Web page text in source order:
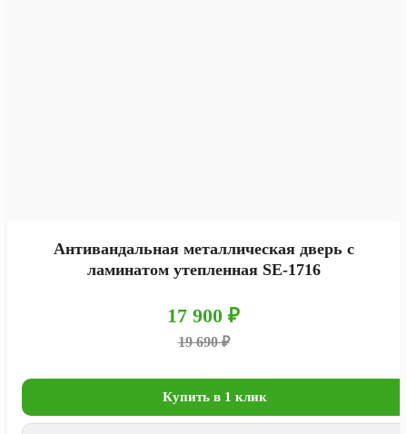
Антивандальная металлическая дверь с
ламинатом утепленная SE-1716
17 900 ₽
19 690 ₽
Купить в 1 клик